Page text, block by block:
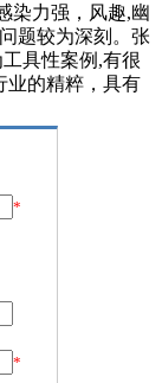
染力强，风趣,幽
题较为深刻。张
具性案例,有很
业的精粹，具有
*
*